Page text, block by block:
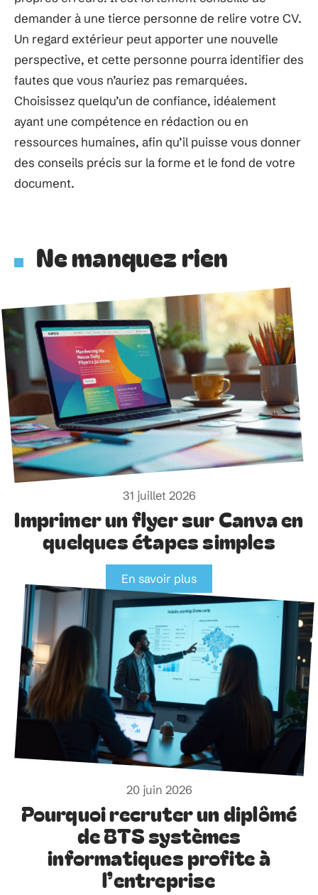
demander à une tierce personne de relire votre CV.
Un regard extérieur peut apporter une nouvelle
perspective, et cette personne pourra identifier des
fautes que vous n’auriez pas remarquées.
Choisissez quelqu’un de confiance, idéalement
ayant une compétence en rédaction ou en
ressources humaines, afin qu’il puisse vous donner
des conseils précis sur la forme et le fond de votre
document.
Ne manquez rien
31 juillet 2026
Imprimer un flyer sur Canva en
quelques étapes simples
En savoir plus
20 juin 2026
Pourquoi recruter un diplômé
de BTS systèmes
informatiques profite à
l’entreprise